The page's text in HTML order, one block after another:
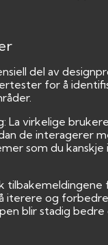
del av
for å
virkelige
de interagerer
som du kanskje
tilbakemeldingene
iterere og
blir stadig